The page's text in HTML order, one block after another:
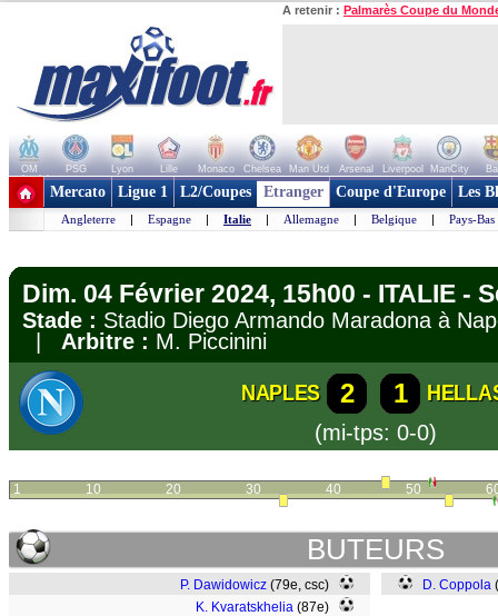
A retenir : Palmarès Coupe du
OM PSG Lyon Lille Monaco Chelsea Man Utd Arsenal Liverpool ManCity
+ de clubs
Mercato Ligue 1 L2/Coupes Etranger Coupe d'Europe Les
Angleterre | Espagne | Italie | Allemagne | Belgique | Pays-Bas
Dim. 04 Février 2024, 15h00 - ITALIE -
Stade : Stadio Diego Armando Maradona à
Arbitre : M. Piccinini
NAPLES 2 1
(mi-tps: 0-0)
1 10 20 30 40 50
BUTEURS
P. Dawidowicz (79e, csc)
K. Kvaratskhelia (87e)
D. Coppola